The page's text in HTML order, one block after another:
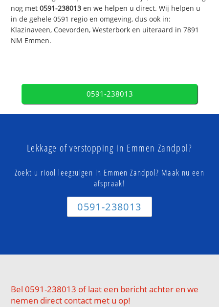
nog met0591-238013 en we helpen u direct. Wij helpen u
in de gehele 0591 regio en omgeving, dus ook in:
Klazinaveen, Coevorden, Westerbork en uiteraard in 7891
NM Emmen.
0591-238013
Lekkage of verstopping in Emmen Zandpol?
Zoekt u riool leegzuigen in Emmen Zandpol? Maak nu een
afspraak!
0591-238013
Bel 0591-238013 of laat een bericht achter en we
nemen direct contact met u op!